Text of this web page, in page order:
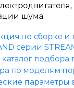
шума.
по сборке
серии
подбора
по моделям
параметры